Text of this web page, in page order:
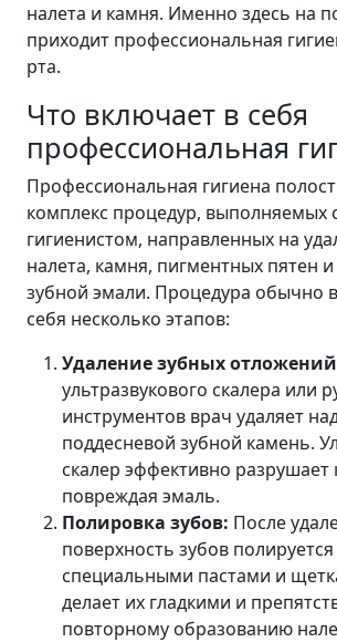
налета и камня. Именно здесь на
приходит профессиональная
рта.
Что включает в себя
профессиональная
Профессиональная гигиена
комплекс процедур, выполняемых
гигиенистом, направленных на
налета, камня, пигментных пятен
зубной эмали. Процедура обычно
себя несколько этапов:
Удаление зубных
ультразвукового скалера или
инструментов врач удаляет
поддесневой зубной камень.
скалер эффективно разрушает
повреждая эмаль.
Полировка зубов: После
поверхность зубов полируется
специальными пастами и
делает их гладкими и
повторному образованию